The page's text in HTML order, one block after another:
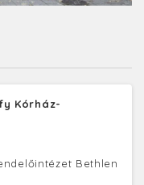
Kórház-
Bethlen